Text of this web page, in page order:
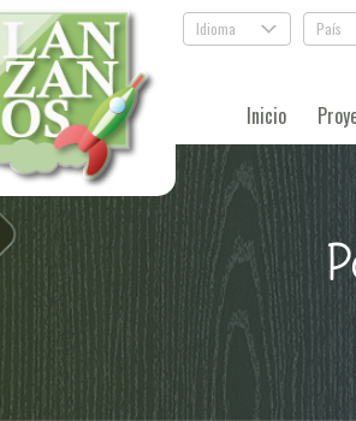
Idioma . País
Inicio